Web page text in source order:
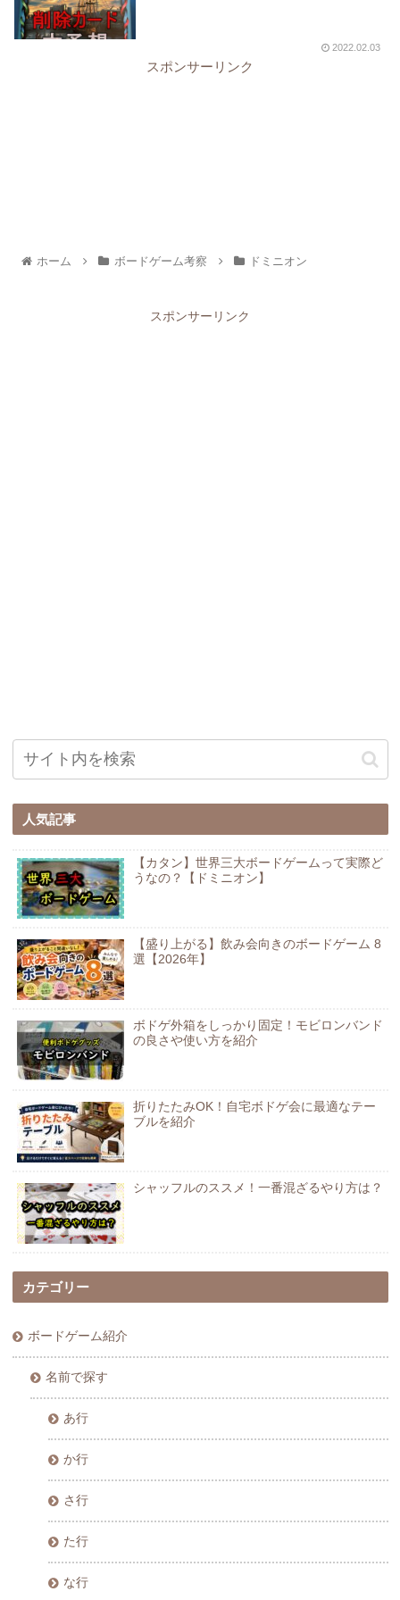
2022.02.03
スポンサーリンク
ホーム ボードゲーム考察 ドミニオン
スポンサーリンク
人気記事
【カタン】世界三大ボードゲームって実際ど
うなの？【ドミニオン】
【盛り上がる】飲み会向きのボードゲーム 8
選【2026年】
ボドゲ外箱をしっかり固定！モビロンバンド
の良さや使い方を紹介
折りたたみOK！自宅ボドゲ会に最適なテー
ブルを紹介
シャッフルのススメ！一番混ざるやり方は？
カテゴリー
ボードゲーム紹介
名前で探す
あ行
か行
さ行
た行
な行